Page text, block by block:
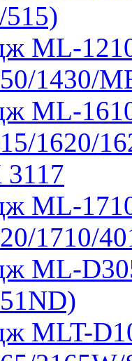
515)
ML-
1430/
ML-
1620/
ML-
1710/
ML-
MLT-